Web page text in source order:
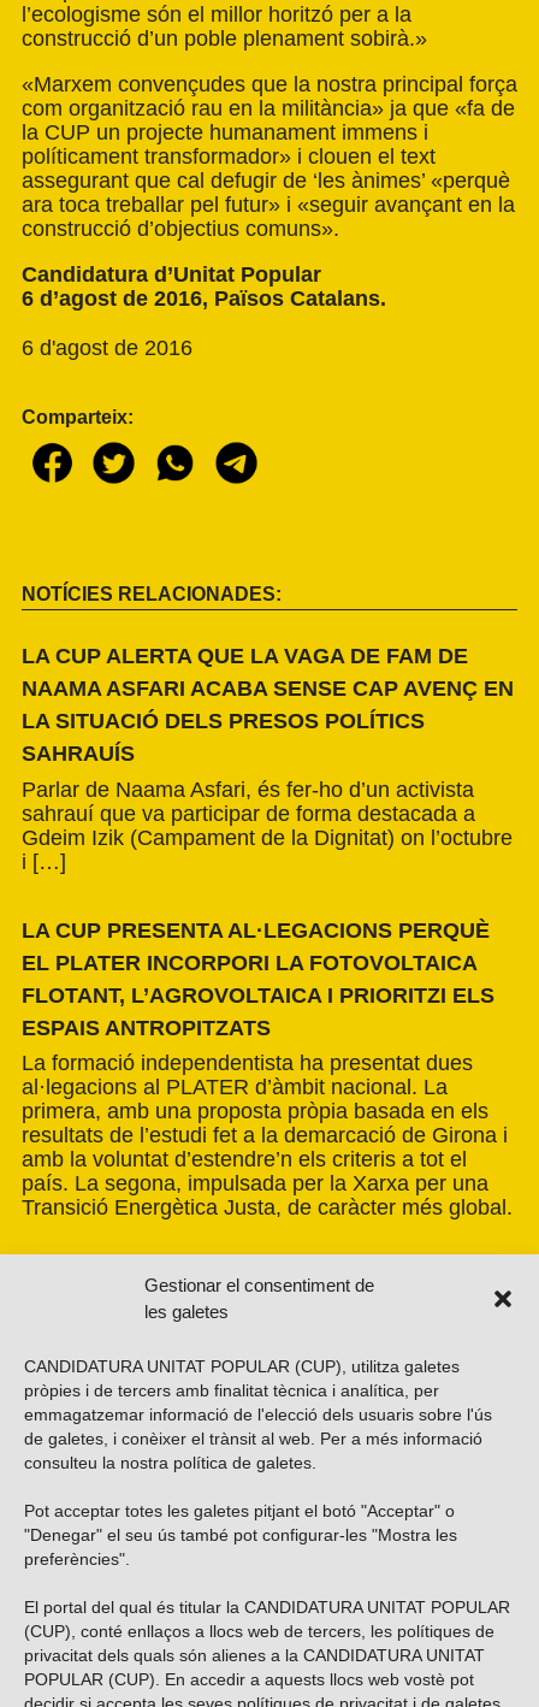
Gestionar el consentiment de
les galetes
CANDIDATURA UNITAT POPULAR (CUP), utilitza galetes
pròpies i de tercers amb finalitat tècnica i analítica, per
emmagatzemar informació de l'elecció dels usuaris sobre l'ús
de galetes, i conèixer el trànsit al web. Per a més informació
consulteu la nostra política de galetes
Pot acceptar totes les galetes pitjant el botó "Acceptar" o
"Denegar" el seu ús també pot configurar-les "Mostra les
preferències".
El portal del qual és titular la CANDIDATURA UNITAT POPULAR
(CUP), conté enllaços a llocs web de tercers, les polítiques de
privacitat dels quals són alienes a la CANDIDATURA UNITAT
POPULAR (CUP). En accedir a aquests llocs web vostè pot
l’ecologisme són el millor horitzó per a la
construcció d’un poble plenament sobirà.»
«Marxem convençudes que la nostra principal força
com organització rau en la militància» ja que «fa de
la CUP un projecte humanament immens i
políticament transformador» i clouen el text
assegurant que cal defugir de ‘les ànimes’ «perquè
ara toca treballar pel futur» i «seguir avançant en la
construcció d’objectius comuns».
Candidatura d’Unitat Popular
6 d’agost de 2016, Països Catalans.
6 d'agost de 2016
Comparteix:
NOTÍCIES RELACIONADES:
LA CUP ALERTA QUE LA VAGA DE FAM DE
NAAMA ASFARI ACABA SENSE CAP AVENÇ EN
LA SITUACIÓ DELS PRESOS POLÍTICS
SAHRAUÍS
Parlar de Naama Asfari, és fer-ho d’un activista
sahrauí que va participar de forma destacada a
Gdeim Izik (Campament de la Dignitat) on l’octubre
i […]
LA CUP PRESENTA AL·LEGACIONS PERQUÈ
EL PLATER INCORPORI LA FOTOVOLTAICA
FLOTANT, L’AGROVOLTAICA I PRIORITZI ELS
ESPAIS ANTROPITZATS
La formació independentista ha presentat dues
al·legacions al PLATER d’àmbit nacional. La
primera, amb una proposta pròpia basada en els
resultats de l’estudi fet a la demarcació de Girona i
amb la voluntat d’estendre’n els criteris a tot el
país. La segona, impulsada per la Xarxa per una
Transició Energètica Justa, de caràcter més global.
Vols subscriure’t al nostre butlletí?
ENVIAR